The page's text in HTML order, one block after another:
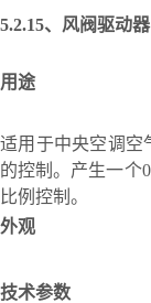
5.2.15、 风阀驱动器
用途
适用于中央空调空
的控制。产生一个
比例控制。
外观
技术参数